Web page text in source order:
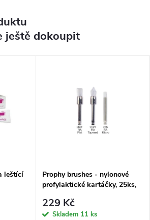
ještě dokoupit
leštící
Prophy brushes - nylonové
profylaktické kartáčky, 25ks,
229 Kč
Skladem 11 ks